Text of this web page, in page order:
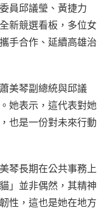
員邱議瑩、黃捷力
新競選看板，多位女
手合作、延續高雄治
美琴副總統與邱議
她表示，這代表對她
也是一份對未來行動
琴長期在公共事務上
」並非偶然，其精神
性，這也是她在地方